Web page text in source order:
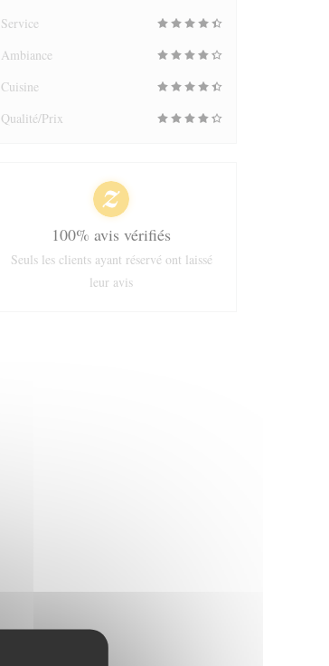
Service
Ambiance
Cuisine
Qualité/Prix
100% avis vérifiés
Seuls les clients ayant réservé ont laissé
leur avis